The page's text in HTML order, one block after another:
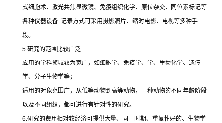
式细胞术、激光共焦显微镜、免疫组织化学、原位杂交、同位素标记等
各种仪器设备 记录方式可采用摄影照片、缩时电影、电视等多种手
段。
5.研究的范围比较广泛
应用的学科领域较为宽广，如细胞学、免疫学、学、生物化学、遗传
学、分子生物学等；
适用的对象范围广，从低等动物到高等动物，一种动物的不同年龄阶段
以及不同组织，都可进行有针对性的研究。
6.研究的费用相对较经济可提供大量、同一时期、重复性好的、生物学